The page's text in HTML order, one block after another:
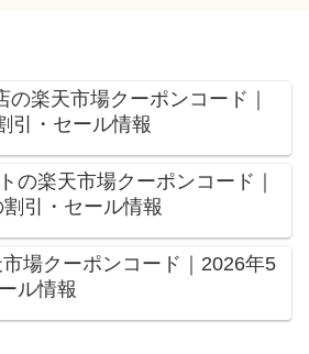
楽天市場クーポンコード｜
引・セール情報
の楽天市場クーポンコード｜
引・セール情報
場クーポンコード｜2026年5
ル情報